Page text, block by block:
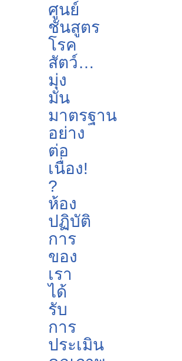
ศูนย์
ชันสูตร
โรค
สัตว์…
มุ่ง
มั่น
มาตรฐาน
อย่าง
ต่อ
เนื่อง!
?
ห้อง
ปฏิบัติ
การ
ของ
เรา
ได้
รับ
การ
ประเมิน